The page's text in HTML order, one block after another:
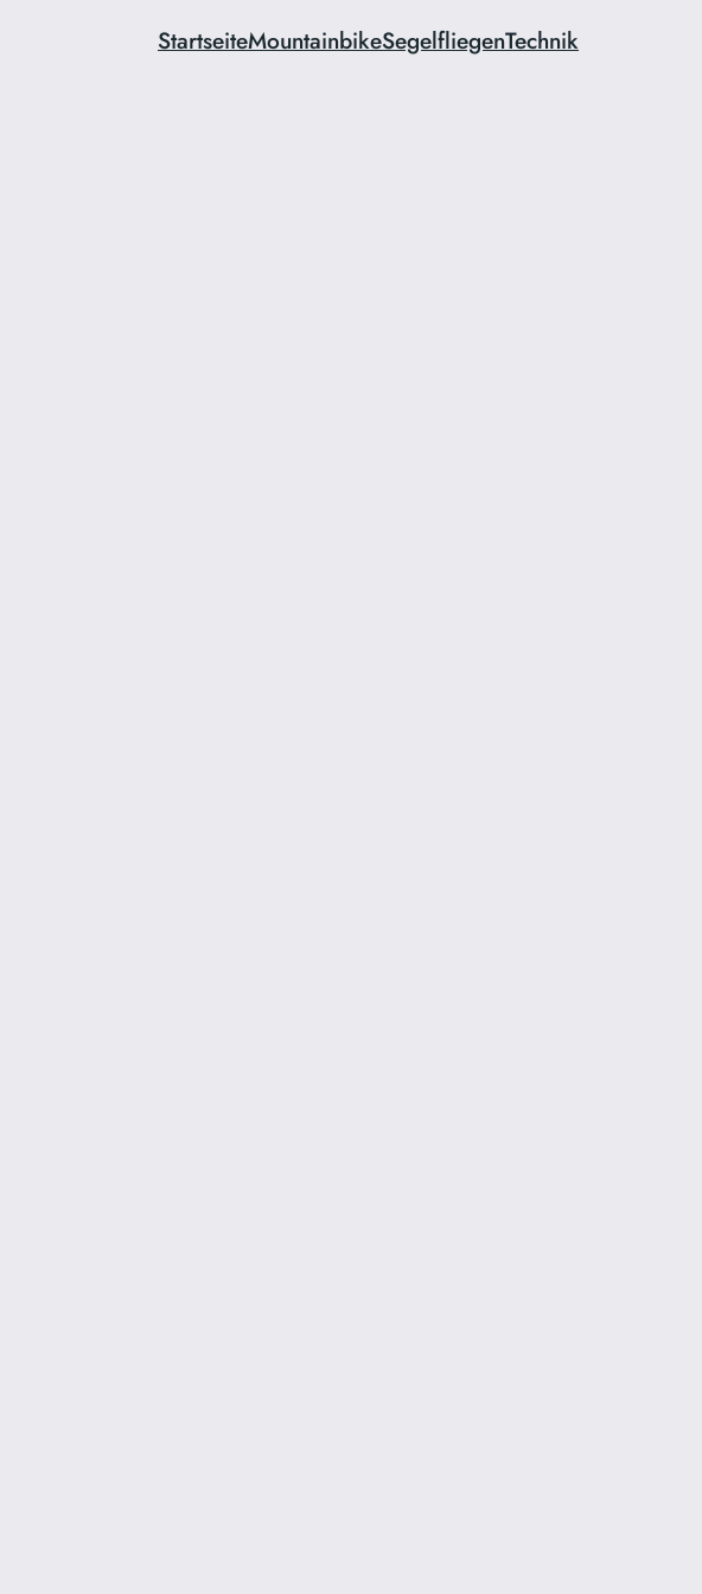
StartseiteMountainbikeSegelfliegenTechnik